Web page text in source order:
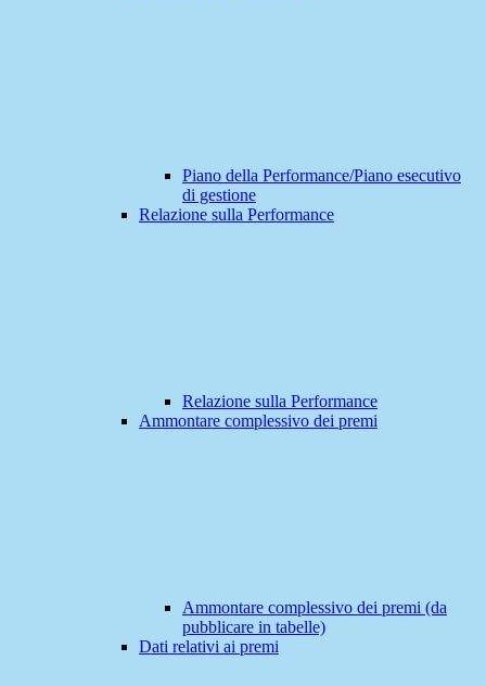
Piano della Performance/Piano esecutivo
di gestione
Relazione sulla Performance
Relazione sulla Performance
Ammontare complessivo dei premi
Ammontare complessivo dei premi (da
pubblicare in tabelle)
Dati relativi ai premi